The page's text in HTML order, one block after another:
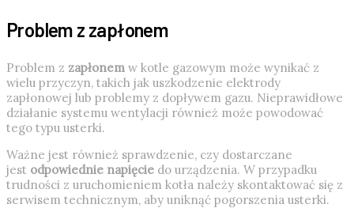
Problem z zapłonem
Problem z zapłonem w kotle gazowym może wynikać z
wielu przyczyn, takich jak uszkodzenie elektrody
zapłonowej lub problemy z dopływem gazu. Nieprawidłowe
działanie systemu wentylacji również może powodować
tego typu usterki.
Ważne jest również sprawdzenie, czy dostarczane
jest odpowiednie napięcie do urządzenia. W przypadku
trudności z uruchomieniem kotła należy skontaktować się z
serwisem technicznym, aby uniknąć pogorszenia usterki.